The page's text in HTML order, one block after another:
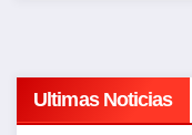
Ultimas Noticias